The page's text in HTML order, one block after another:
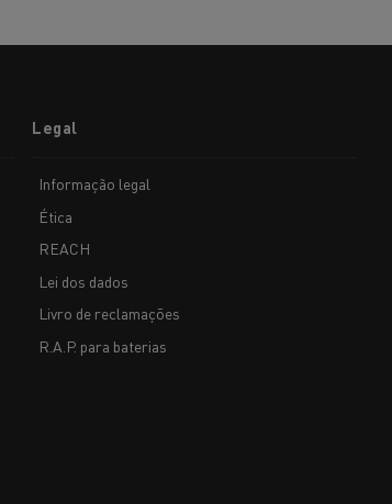
Legal
Informação legal
Ética
REACH
Lei dos dados
Livro de reclamações
R.A.P. para baterias